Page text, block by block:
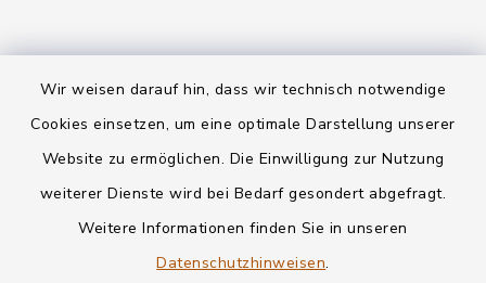
Wir weisen darauf hin, dass wir technisch notwendige
Cookies einsetzen, um eine optimale Darstellung unserer
Website zu ermöglichen. Die Einwilligung zur Nutzung
weiterer Dienste wird bei Bedarf gesondert abgefragt.
Weitere Informationen finden Sie in unseren
Datenschutzhinweisen.
Kontakt
Informationspflichten